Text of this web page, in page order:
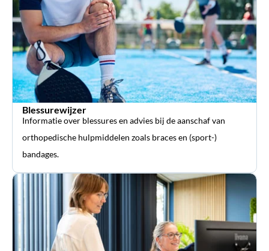
Blessurewijzer
Informatie over blessures en advies bij de aanschaf van
orthopedische hulpmiddelen zoals braces en (sport-)
bandages.